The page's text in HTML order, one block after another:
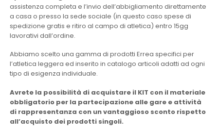
assistenza completa e l’invio dell’abbigliamento direttamente
a casa o presso la sede sociale (in questo caso spese di
spedizione gratis e ritiro al campo di atletica) entro 15gg
lavorativi dall’ordine.
Abbiamo scelto una gamma di prodotti Errea specifici per
l’atletica leggera ed inserito in catalogo articoli adatti ad ogni
tipo di esigenza individuale.
Avrete la possibilità di acquistare il KIT con il materiale
obbligatorio per la partecipazione alle gare e attività
di rappresentanza con un vantaggioso sconto rispetto
all’acquisto dei prodotti singoli.